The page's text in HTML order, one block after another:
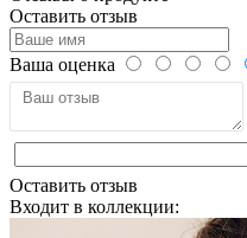
Оставить отзыв
Ваша оценка
Оставить отзыв
Входит в коллекции: